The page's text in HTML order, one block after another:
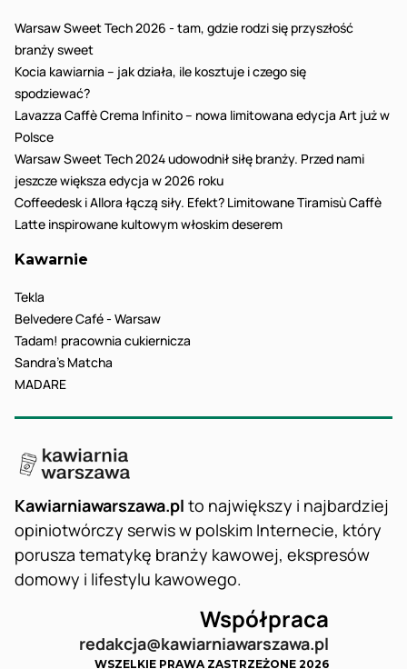
Warsaw Sweet Tech 2026 - tam, gdzie rodzi się przyszłość
branży sweet
Kocia kawiarnia – jak działa, ile kosztuje i czego się
spodziewać?
Lavazza Caffè Crema Infinito – nowa limitowana edycja Art już w
Polsce
Warsaw Sweet Tech 2024 udowodnił siłę branży. Przed nami
jeszcze większa edycja w 2026 roku
Coffeedesk i Allora łączą siły. Efekt? Limitowane Tiramisù Caffè
Latte inspirowane kultowym włoskim deserem
Kawarnie
Tekla
Belvedere Café - Warsaw
Tadam! pracownia cukiernicza
Sandra’s Matcha
MADARE
Kawiarniawarszawa.pl to największy i najbardziej
opiniotwórczy serwis w polskim Internecie, który
porusza tematykę branży kawowej, ekspresów
domowy i lifestylu kawowego.
Współpraca
redakcja@kawiarniawarszawa.pl
WSZELKIE PRAWA ZASTRZEŻONE 2026